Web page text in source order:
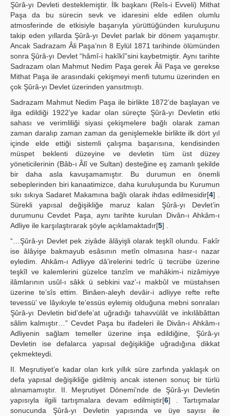
Şûrâ-yı Devleti desteklemiştir. İlk başkanı (Reîs-i Evveli) Mithat
Paşa da bu sürecin sevk ve idaresini elde edilen olumlu
atmosferinde de etkisiyle başarıyla yürüttüğünden kuruluşunu
takip eden yıllarda Şûrâ-yı Devlet parlak bir dönem yaşamıştır.
Ancak Sadrazam Âli Paşa’nın 8 Eylül 1871 tarihinde ölümünden
sonra Şûrâ-yı Devlet “hâmî-i hakîkî”sini kaybetmiştir. Aynı tarihte
Sadrazam olan Mahmut Nedim Paşa gerek Âli Paşa ve gerekse
Mithat Paşa ile arasındaki çekişmeyi menfi tutumu üzerinden en
çok Şûrâ-yı Devlet üzerinden yansıtmıştı.
Sadrazam Mahmut Nedim Paşa ile birlikte 1872’de başlayan ve
ilga edildiği 1922’ye kadar olan süreçte Şûrâ-yı Devletin etki
sahası ve verimliliği siyasi çekişmelere bağlı olarak zaman
zaman daralıp zaman zaman da genişlemekle birlikte ilk dört yıl
içinde elde ettiği sistemli çalışma başarısına, kendisinden
müspet beklenti düzeyine ve devletin tüm üst düzey
yöneticilerinin (Bâb-ı Âlî ve Sultan) desteğine eş zamanlı şekilde
bir daha asla kavuşamamıştır. Bu durumun en önemli
sebeplerinden biri kanaatimizce, daha kuruluşunda bu Kurumun
sıkı sıkıya Sadaret Makamına bağlı olarak ihdas edilmesidir[4] .
Sürekli yapısal değişikliğe maruz kalan Şûrâ-yı Devlet’in
durumunu Cevdet Paşa, aynı tarihte kurulan Divân-ı Ahkâm-ı
Adliye ile karşılaştırarak şöyle açıklamaktadır[5] .
“…Şûrâ-yı Devlet pek ziyâde âlâyişli olarak teşkîl olundu. Fakîr
ise âlâyişe bakmayub esâsının metîn olmasına hasr-ı nazar
eyledim. Ahkâm-ı Adliyye dâ’irelerini tedrîc ü tecrübe üzerine
teşkîl ve kalemlerini güzelce tanzîm ve mahâkim-i nizâmiyye
ilâmlarının usûl-ı sâkk ü sebkini vaz’-ı makbûl ve müstahsen
üzerine te’sîs ettim. Binâen-aleyh devâir-i adliyye refte refte
tevessü’ ve lâyıkıyle te’essüs eylemiş olduğuna mebni sonraları
Şûrâ-yı Devletin bid’defe’at uğradığı tahavvülât ve inkılâbâttan
sâlim kalmıştır…” Cevdet Paşa bu ifadeleri ile Divân-ı Ahkâm-ı
Adliyenin sağlam temeller üzerine inşa edildiğine, Şûrâ-yı
Devletin ise defalarca yapısal değişikliğe uğradığına dikkat
çekmekteydi.
II. Meşrutiyet’e kadar olan kırk yıllık süre zarfında yaklaşık on
defa yapısal değişikliğe gidilmiş ancak istenen sonuç bir türlü
alınamamıştır. II. Meşrutiyet Dönemi’nde de Şûrâ-yı Devletin
yapısıyla ilgili tartışmalara devam edilmiştir[6] . Tartışmalar
sonucunda Şûrâ-yı Devletin yapısında ve üye sayısı ile